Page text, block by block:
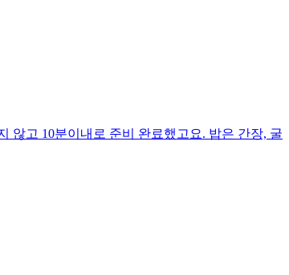
않고 10분이내로 준비 완료했고요. 밥은 간장, 굴